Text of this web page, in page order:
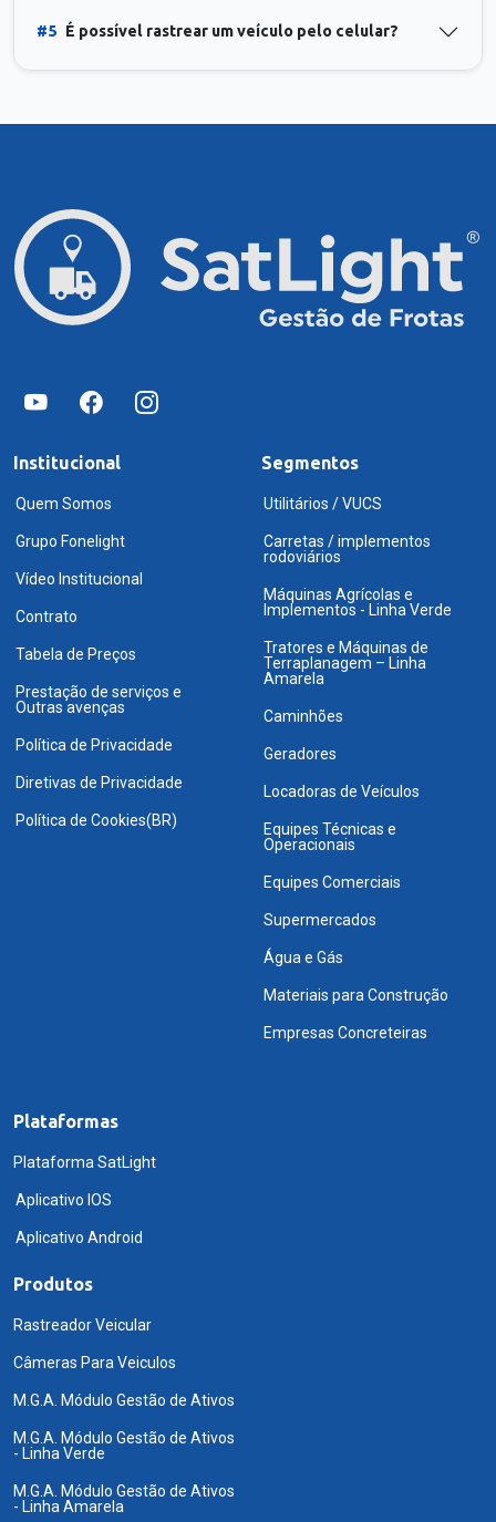
#5 É possível rastrear um veículo pelo celular?
Institucional
Quem Somos
Grupo Fonelight
Vídeo Institucional
Contrato
Tabela de Preços
Prestação de serviços e
Outras avenças
Política de Privacidade
Diretivas de Privacidade
Política de Cookies(BR)
Segmentos
Utilitários / VUCS
Carretas / implementos
rodoviários
Máquinas Agrícolas e
Implementos - Linha Verde
Tratores e Máquinas de
Terraplanagem – Linha
Amarela
Caminhões
Geradores
Locadoras de Veículos
Equipes Técnicas e
Operacionais
Equipes Comerciais
Supermercados
Água e Gás
Materiais para Construção
Empresas Concreteiras
Plataformas
Plataforma SatLight
Aplicativo IOS
Aplicativo Android
Produtos
Rastreador Veicular
Câmeras Para Veiculos
M.G.A. Módulo Gestão de Ativos
M.G.A. Módulo Gestão de Ativos
- Linha Verde
M.G.A. Módulo Gestão de Ativos
- Linha Amarela